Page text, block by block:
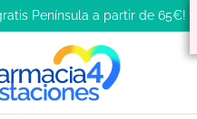
Península a partir de 65€!